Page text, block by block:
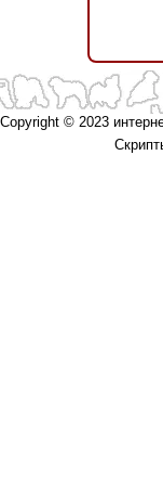
Copyright © 2023